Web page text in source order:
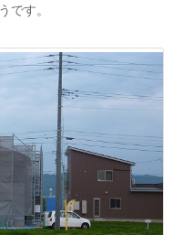
です。